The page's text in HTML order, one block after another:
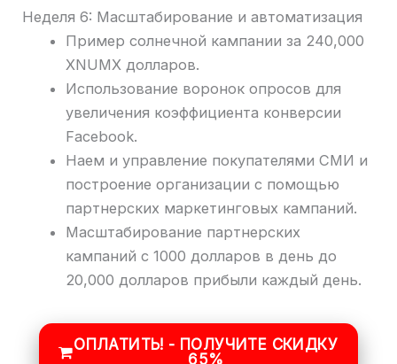
Неделя 6: Масштабирование и автоматизация
Пример солнечной кампании за 240,000
XNUMX долларов.
Использование воронок опросов для
увеличения коэффициента конверсии
Facebook.
Наем и управление покупателями СМИ и
построение организации с помощью
партнерских маркетинговых кампаний.
Масштабирование партнерских
кампаний с 1000 долларов в день до
20,000 долларов прибыли каждый день.
ОПЛАТИТЬ! - ПОЛУЧИТЕ СКИДКУ
65%